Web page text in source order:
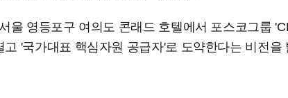
울 영등포구 여의도 콘래드 호텔에서 포스코그룹
고 '국가대표 핵심자원 공급자'로 도약한다는 비전을